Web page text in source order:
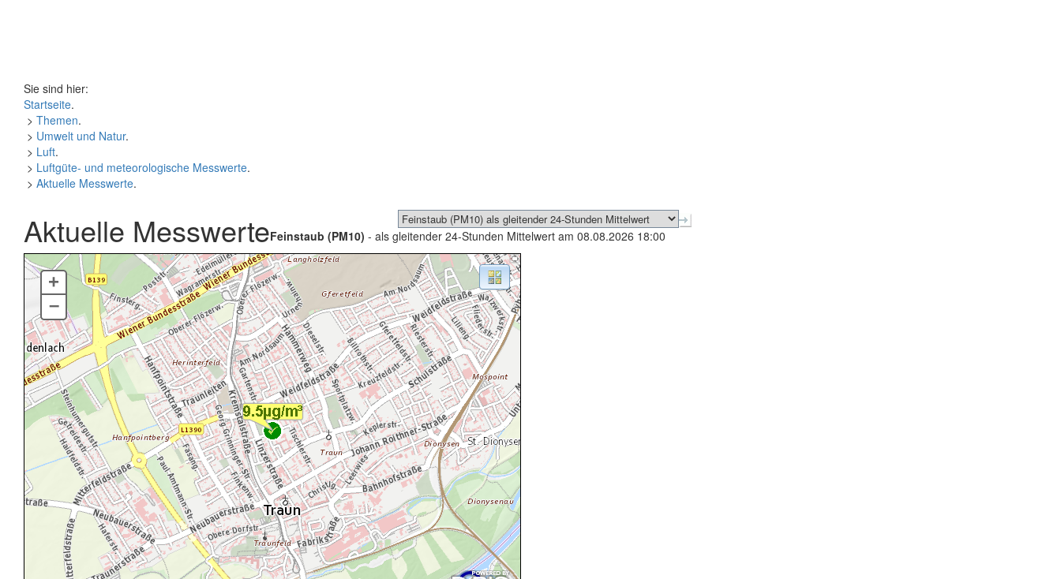
Sie sind hier:
Startseite.
> Themen.
> Umwelt und Natur.
> Luft.
> Luftgüte- und meteorologische Messwerte.
> Aktuelle Messwerte.
Aktuelle MesswerteFeinstaub (PM10) - als gleitender 24-Stunden Mittelwert am 08.08.2026 18:00
+
–